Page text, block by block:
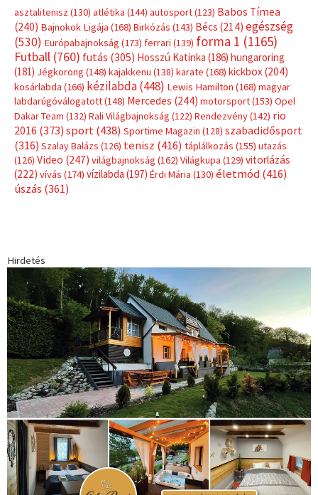
asztalitenisz (130) atlétika (144) autosport(123) Babos Tímea
(240) Bajnokok Ligája (168) Birkózás (143) Bécs (214) egészség
(530) Európabajnokság (173) ferrari (139) forma 1 (1165)
Futball (760) futás (305) Hosszú Katinka (186) hungaroring
(181) Jégkorong (148) kajakkenu (138) karate (168) kickbox(204)
kosárlabda (166) kézilabda(448) Lewis Hamilton (168) magyar
labdarúgóválogatott(148) Mercedes (244) motorsport(153) Opel
Dakar Team (132) Rali Világbajnokság (122) Rendezvény(142) rio
2016 (373) sport(438) Sportime Magazin (128) szabadidősport
(316) Szalay Balázs (126) tenisz (416) táplálkozás (155) utazás
(126) Video (247) világbajnokság (162) Világkupa (129) vitorlázás
(222) vívás (174) vízilabda (197) Érdi Mária (130) életmód(416)
úszás (361)
Hirdetés